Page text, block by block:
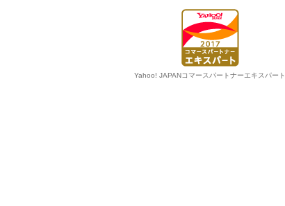
Yahoo! JAPANコマースパートナーエキスパート